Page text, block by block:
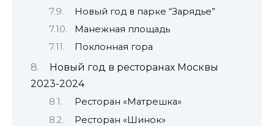
Новый год в парке “Зарядье”
Манежная площадь
Поклонная гора
Новый год в ресторанах Москвы
2023-2024
Ресторан «Матрешка»
Ресторан «Шинок»